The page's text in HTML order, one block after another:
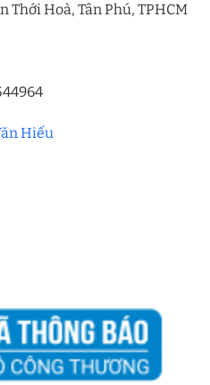
Thới Hoà, Tân Phú, TPHCM
Hiếu